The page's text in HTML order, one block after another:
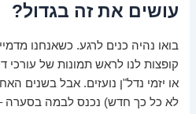
עושים את זה בגדול?
בואו נהיה כנים לרגע. כשאנחנו
קופצות לנו לראש תמונות של עורכי
או יזמי נדל"ן נועזים. אבל בשנים
לא כל כך חדש) נכנס לבמה בסערה –